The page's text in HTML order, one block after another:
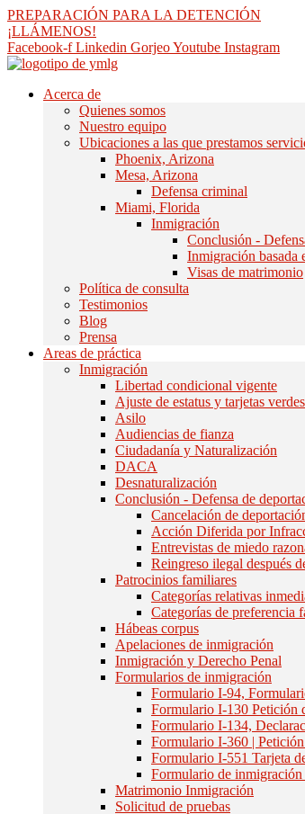
saltar
al
contenido
PREPARACIÓN PARA LA DETENCIÓN
¡LLÁMENOS!
Facebook-f Linkedin GorjeoYoutube Instagram
Acerca de
Quienes somos
Nuestro equipo
Ubicaciones a las que prestamos
Phoenix, Arizona
Mesa, Arizona
Defensa criminal
Miami, Florida
Inmigración
Conclusión -
Inmigración basada
Visas de matrimonio
Política de consulta
Testimonios
Blog
Prensa
Areas de práctica
Inmigración
Libertad condicional vigente
Ajuste de estatus y tarjetas verdes
Asilo
Audiencias de fianza
Ciudadanía y Naturalización
DACA
Desnaturalización
Conclusión - Defensa de
Cancelación de
Acción Diferida por
Entrevistas de miedo
Reingreso ilegal después
Patrocinios familiares
Categorías relativas
Categorías de preferencia
Hábeas corpus
Apelaciones de inmigración
Inmigración y Derecho Penal
Formularios de inmigración
Formulario I-94,
Formulario I-130 Petición
Formulario I-134,
Formulario I-360 |
Formulario I-551 Tarjeta
Formulario de
Matrimonio Inmigración
Solicitud de pruebas